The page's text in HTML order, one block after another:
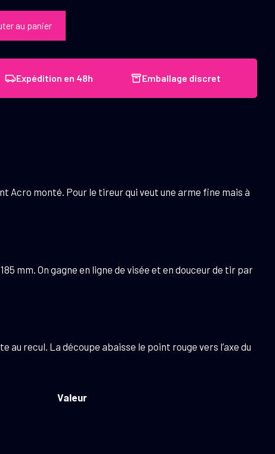
au panier
Expédition en 48h Emballage discret
Acro monté. Pour le tireur qui veut une arme fine mais à
mm. On gagne en ligne de visée et en douceur de tir par
recul. La découpe abaisse le point rouge vers l’axe du
Valeur